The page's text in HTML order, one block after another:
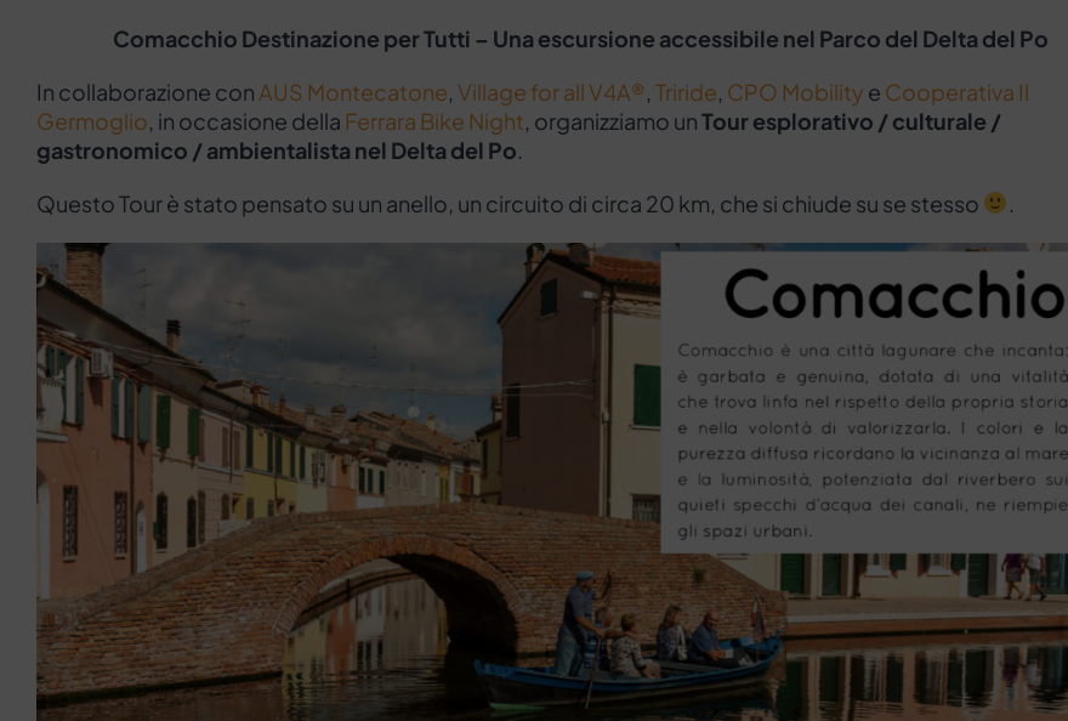
Comacchio Destinazione per Tutti – Una escursione accessibile nel Parco del Delta del Po
In collaborazione con AUS Montecatone, Village for all V4A®, Triride, CPO Mobility e Cooperativa Il
Germoglio, in occasione della Ferrara Bike Night, organizziamo unTour esplorativo / culturale /
gastronomico / ambientalista nel Delta del Po.
Questo Tour è stato pensato su un anello, un circuito di circa 20 km, che si chiude su se stesso
.